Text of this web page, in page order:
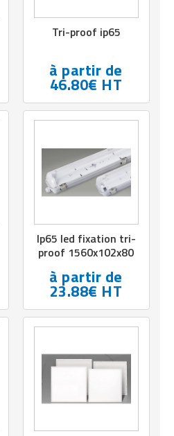
Tri-proof ip65
à partir de
46.80€ HT
Ip65 led fixation tri-
proof 1560x102x80
à partir de
23.88€ HT